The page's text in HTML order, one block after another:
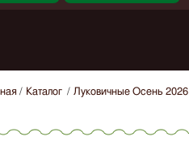
Каталог Луковичные Осень 2026